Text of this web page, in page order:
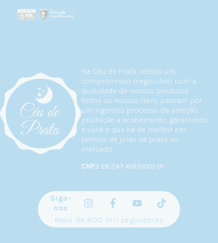
Na Céu de Prata, temos um
compromisso inegociável com a
qualidade de nossos produtos.
Todos os nossos itens passam por
um rigoroso processo de seleção,
produção e acabamento, garantindo
a você o que há de melhor em
termos de joias de prata no
mercado.
CNPJ 26.247.418/0001-91
Siga-
nos
Mais de 800 mil seguidores